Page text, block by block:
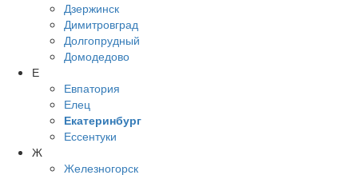
Дзержинск
Димитровград
Долгопрудный
Домодедово
Е
Евпатория
Елец
Екатеринбург
Ессентуки
Ж
Железногорск